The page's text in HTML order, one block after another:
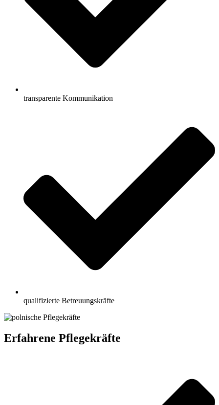
transparente Kommunikation
qualifizierte Betreuungskräfte
Erfahrene Pflegekräfte